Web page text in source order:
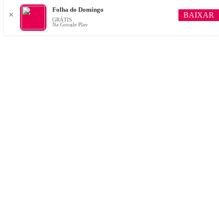
✕
Folha do Domingo
GRÁTIS
Na Google Play
BAIXAR